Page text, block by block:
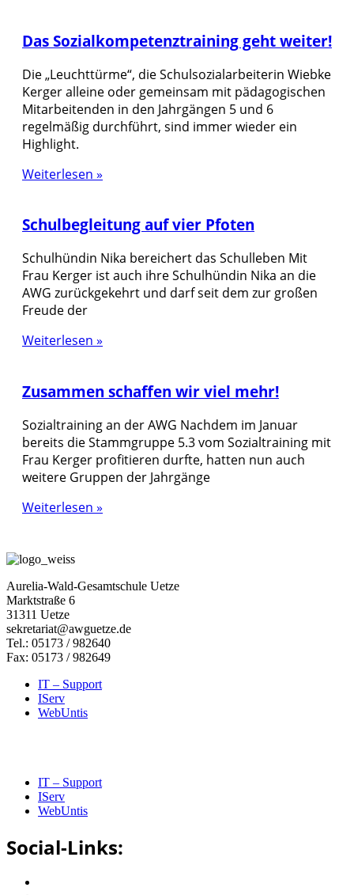
Das Sozialkompetenztraining geht weiter!
Die „Leuchttürme“, die Schulsozialarbeiterin Wiebke
Kerger alleine oder gemeinsam mit pädagogischen
Mitarbeitenden in den Jahrgängen 5 und 6
regelmäßig durchführt, sind immer wieder ein
Highlight.
Weiterlesen »
Schulbegleitung auf vier Pfoten
Schulhündin Nika bereichert das Schulleben Mit
Frau Kerger ist auch ihre Schulhündin Nika an die
AWG zurückgekehrt und darf seit dem zur großen
Freude der
Weiterlesen »
Zusammen schaffen wir viel mehr!
Sozialtraining an der AWG Nachdem im Januar
bereits die Stammgruppe 5.3 vom Sozialtraining mit
Frau Kerger profitieren durfte, hatten nun auch
weitere Gruppen der Jahrgänge
Weiterlesen »
Aurelia-Wald-Gesamtschule Uetze
Marktstraße 6
31311 Uetze
sekretariat@awguetze.de
Tel.: 05173 / 982640
Fax: 05173 / 982649
IT – Support
IServ
WebUntis
IT – Support
IServ
WebUntis
Social-Links: